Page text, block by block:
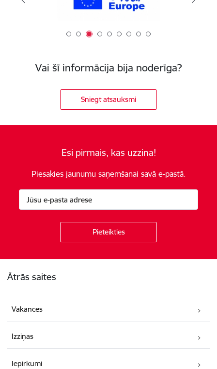
Vai šī informācija bija noderīga?
Sniegt atsauksmi
Esi pirmais, kas uzzina!
Piesakies jaunumu saņemšanai savā e-pastā.
Ātrās saites
Vakances
Izziņas
Iepirkumi